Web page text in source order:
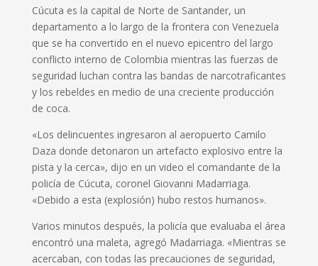
Cúcuta es la capital de Norte de Santander, un
departamento a lo largo de la frontera con Venezuela
que se ha convertido en el nuevo epicentro del largo
conflicto interno de Colombia mientras las fuerzas de
seguridad luchan contra las bandas de narcotraficantes
y los rebeldes en medio de una creciente producción
de coca.
«Los delincuentes ingresaron al aeropuerto Camilo
Daza donde detonaron un artefacto explosivo entre la
pista y la cerca», dijo en un video el comandante de la
policía de Cúcuta, coronel Giovanni Madarriaga.
«Debido a esta (explosión) hubo restos humanos».
Varios minutos después, la policía que evaluaba el área
encontró una maleta, agregó Madarriaga. «Mientras se
acercaban, con todas las precauciones de seguridad,